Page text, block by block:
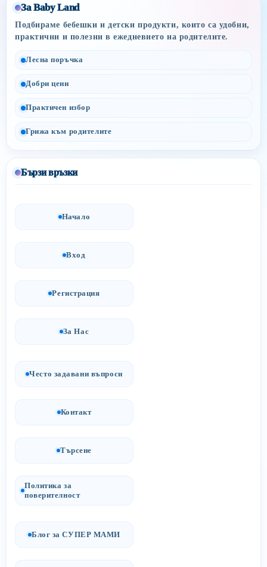
За Baby Land
Подбираме бебешки и детски продукти, които са удобни,
практични и полезни в ежедневието на родителите.
Лесна поръчка
Добри цени
Практичен избор
Грижа към родителите
Бързи връзки
Начало
Вход
Регистрация
За Нас
Често задавани въпроси
Контакт
Търсене
Политика за
поверителност
Блог за СУПЕР МАМИ